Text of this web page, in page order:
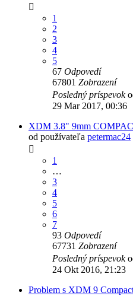
1
2
3
4
5
67 Odpovedí
67801 Zobrazení
Posledný príspevok
29 Mar 2017, 00:36
XDM 3.8" 9mm
od používateľa petermac24
1
…
3
4
5
6
7
93 Odpovedí
67731 Zobrazení
Posledný príspevok
24 Okt 2016, 21:23
Problem s XDM 9